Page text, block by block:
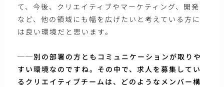
て、今後、クリエイティブやマーケティング、開発
など、他の領域にも幅を広げたいと考えている方に
は良い環境だと思います。
──別の部署の方ともコミュニケーションが取りや
すい環境なのですね。その中で、求人を募集してい
るクリエイティブチームは、どのようなメンバー構